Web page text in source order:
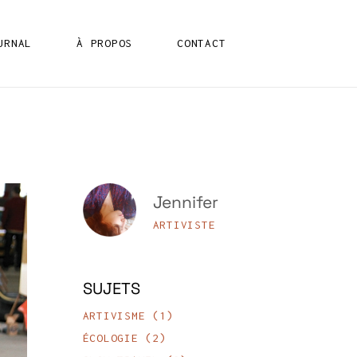
À PROPOS CONTACT
Jennifer
ARTIVISTE
SUJETS
ARTIVISME (1)
ÉCOLOGIE (2)